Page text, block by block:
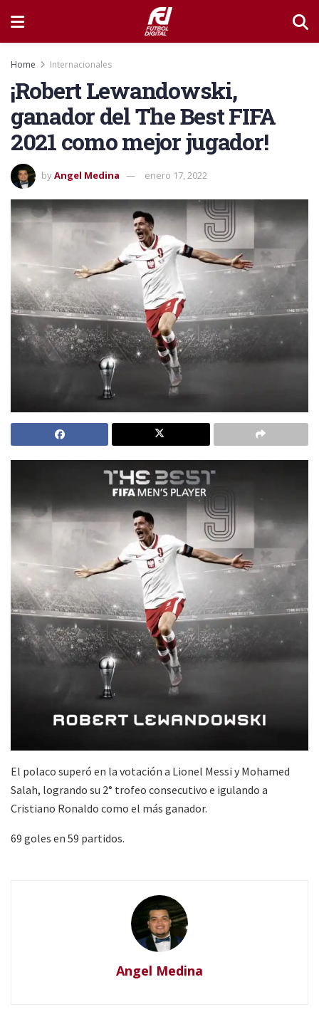
Home Internacionales
¡Robert Lewandowski,
ganador del The Best FIFA
2021 como mejor jugador!
byAngel Medina enero 17, 2022
El polaco superó en la votación a Lionel Messi y Mohamed
Salah, logrando su 2° trofeo consecutivo e igulando a
Cristiano Ronaldo como el más ganador.
69 goles en 59 partidos.
Angel Medina